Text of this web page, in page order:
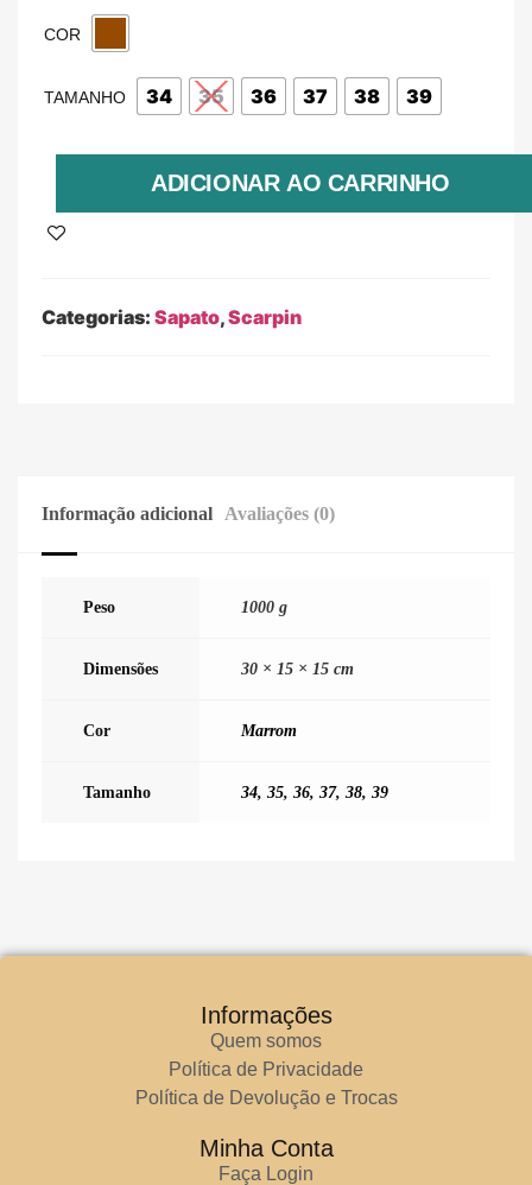
COR
TAMANHO 34 35 36 37 38 39
ADICIONAR AO CARRINHO
Categorias: Sapato,Scarpin
Informação adicional Avaliações (0)
Peso 1000 g
Dimensões 30 × 15 × 15 cm
Cor Marrom
Tamanho 34, 35, 36, 37, 38, 39
Informações
Quem somos
Política de Privacidade
Política de Devolução e Trocas
Minha Conta
Faça Login